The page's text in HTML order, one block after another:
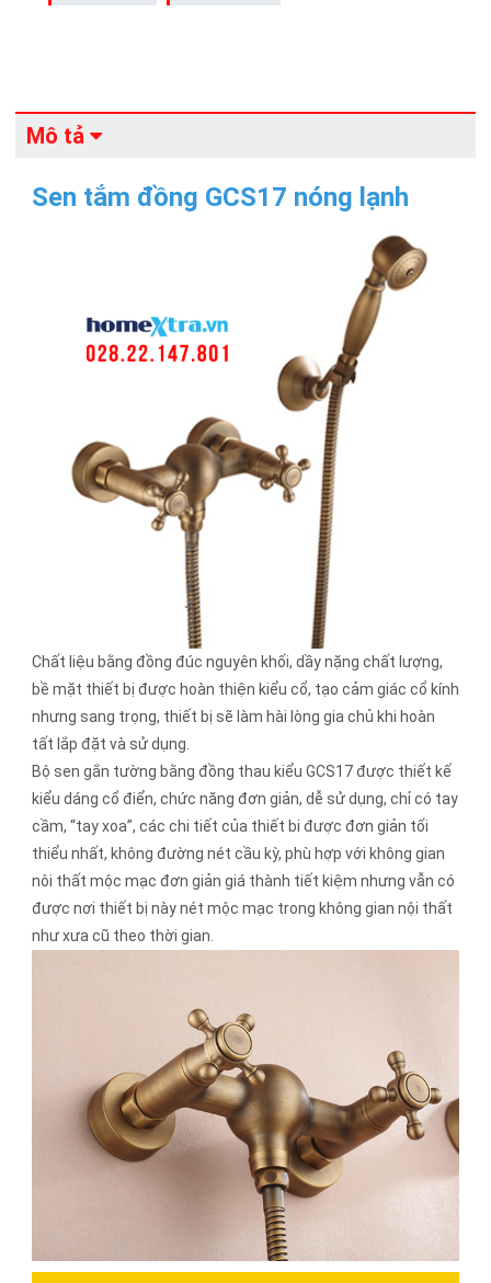
Mô tả
Sen tắm đồng GCS17 nóng lạnh
Chất liệu bằng đồng đúc nguyên khối, dầy nặng chất lượng,
bề mặt thiết bị được hoàn thiện kiểu cổ, tạo cảm giác cổ kính
nhưng sang trọng, thiết bị sẽ làm hài lòng gia chủ khi hoàn
tất lắp đặt và sử dụng.
Bộ sen gắn tường bằng đồng thau kiểu GCS17 được thiết kế
kiểu dáng cổ điển, chức năng đơn giản, dễ sử dụng, chỉ có tay
cầm, “tay xoa”, các chi tiết của thiết bi được đơn giản tối
thiểu nhất, không đường nét cầu kỳ, phù hợp với không gian
nôi thất mộc mạc đơn giản giá thành tiết kiệm nhưng vẫn có
được nơi thiết bị này nét mộc mạc trong không gian nội thất
như xưa cũ theo thời gian.